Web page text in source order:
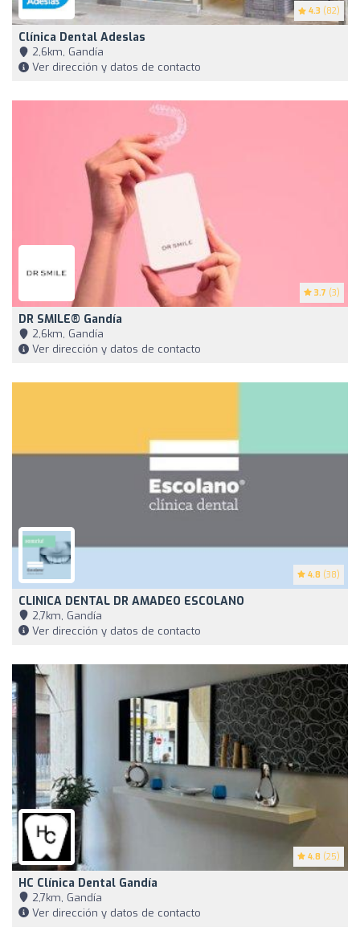
4.3 (82)
Clínica Dental Adeslas
2,6km, Gandía
Ver dirección y datos de contacto
3.7 (3)
DR SMILE® Gandía
2,6km, Gandía
Ver dirección y datos de contacto
4.8 (38)
CLINICA DENTAL DR AMADEO ESCOLANO
2,7km, Gandía
Ver dirección y datos de contacto
4.8 (25)
HC Clínica Dental Gandía
2,7km, Gandía
Ver dirección y datos de contacto